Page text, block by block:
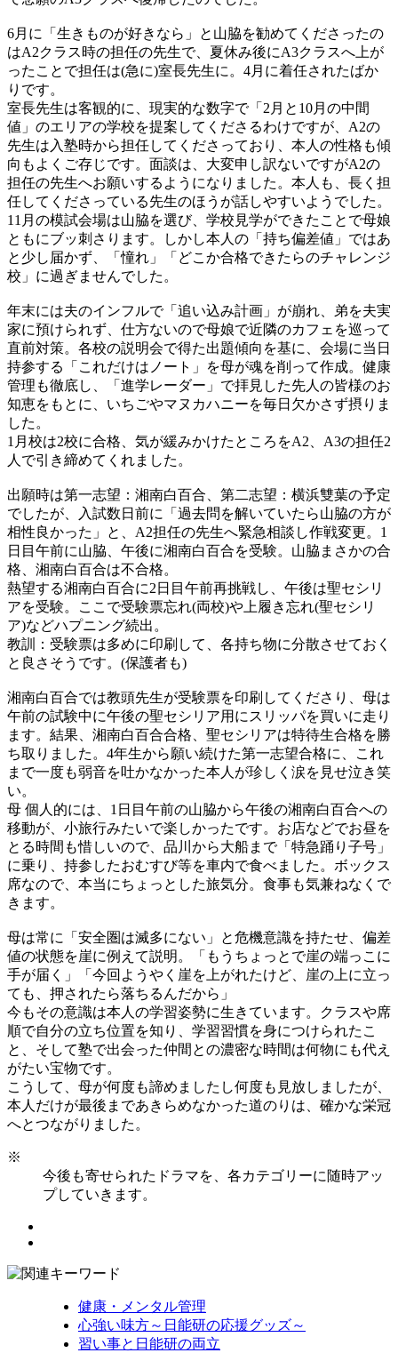
6月に「生きものが好きなら」と山脇を勧めてくださったの
はA2クラス時の担任の先生で、夏休み後にA3クラスへ上が
ったことで担任は(急に)室長先生に。4月に着任されたばか
りです。
室長先生は客観的に、現実的な数字で「2月と10月の中間
値」のエリアの学校を提案してくださるわけですが、A2の
先生は入塾時から担任してくださっており、本人の性格も傾
向もよくご存じです。面談は、大変申し訳ないですがA2の
担任の先生へお願いするようになりました。本人も、長く担
任してくださっている先生のほうが話しやすいようでした。
11月の模試会場は山脇を選び、学校見学ができたことで母娘
ともにブッ刺さります。しかし本人の「持ち偏差値」ではあ
と少し届かず、「憧れ」「どこか合格できたらのチャレンジ
校」に過ぎませんでした。
年末には夫のインフルで「追い込み計画」が崩れ、弟を夫実
家に預けられず、仕方ないので母娘で近隣のカフェを巡って
直前対策。各校の説明会で得た出題傾向を基に、会場に当日
持参する「これだけはノート」を母が魂を削って作成。健康
管理も徹底し、「進学レーダー」で拝見した先人の皆様のお
知恵をもとに、いちごやマヌカハニーを毎日欠かさず摂りま
した。
1月校は2校に合格、気が緩みかけたところをA2、A3の担任2
人で引き締めてくれました。
出願時は第一志望：湘南白百合、第二志望：横浜雙葉の予定
でしたが、入試数日前に「過去問を解いていたら山脇の方が
相性良かった」と、A2担任の先生へ緊急相談し作戦変更。1
日目午前に山脇、午後に湘南白百合を受験。山脇まさかの合
格、湘南白百合は不合格。
熱望する湘南白百合に2日目午前再挑戦し、午後は聖セシリ
アを受験。ここで受験票忘れ(両校)や上履き忘れ(聖セシリ
ア)などハプニング続出。
教訓：受験票は多めに印刷して、各持ち物に分散させておく
と良さそうです。(保護者も)
湘南白百合では教頭先生が受験票を印刷してくださり、母は
午前の試験中に午後の聖セシリア用にスリッパを買いに走り
ます。結果、湘南白百合合格、聖セシリアは特待生合格を勝
ち取りました。4年生から願い続けた第一志望合格に、これ
まで一度も弱音を吐かなかった本人が珍しく涙を見せ泣き笑
い。
母 個人的には、1日目午前の山脇から午後の湘南白百合への
移動が、小旅行みたいで楽しかったです。お店などでお昼を
とる時間も惜しいので、品川から大船まで「特急踊り子号」
に乗り、持参したおむすび等を車内で食べました。ボックス
席なので、本当にちょっとした旅気分。食事も気兼ねなくで
きます。
母は常に「安全圏は滅多にない」と危機意識を持たせ、偏差
値の状態を崖に例えて説明。「もうちょっとで崖の端っこに
手が届く」「今回ようやく崖を上がれたけど、崖の上に立っ
ても、押されたら落ちるんだから」
今もその意識は本人の学習姿勢に生きています。クラスや席
順で自分の立ち位置を知り、学習習慣を身につけられたこ
と、そして塾で出会った仲間との濃密な時間は何物にも代え
がたい宝物です。
こうして、母が何度も諦めましたし何度も見放しましたが、
本人だけが最後まであきらめなかった道のりは、確かな栄冠
へとつながりました。
※
今後も寄せられたドラマを、各カテゴリーに随時アッ
プしていきます。
健康・メンタル管理
心強い味方～日能研の応援グッズ～
習い事と日能研の両立